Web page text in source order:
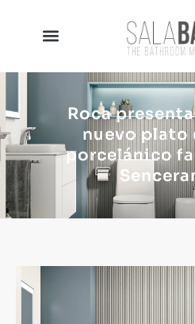
Roca
nuevo plato
porcelánico